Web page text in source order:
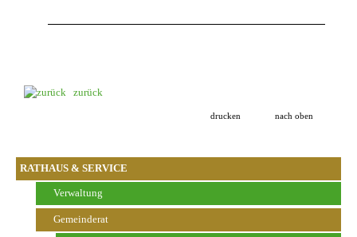
RATHAUS & SERVICE
Verwaltung
Gemeinderat
zurück
drucken nach oben